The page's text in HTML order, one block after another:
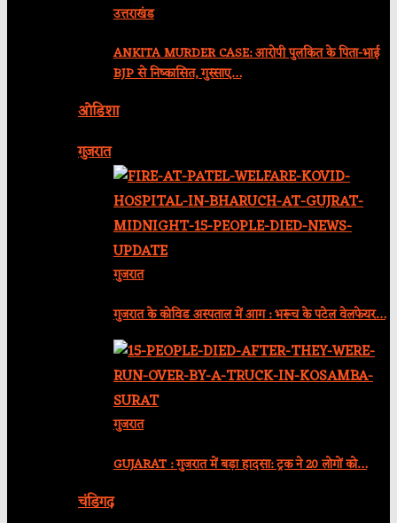
उत्तराखंड
ANKITA MURDER CASE: आरोपी पुलकित के पिता-भाई
BJP से निष्कासित, गुस्साए…
ओडिशा
गुजरात
गुजरात
गुजरात के कोविड अस्पताल में आग : भरूच के पटेल वेलफेयर…
गुजरात
GUJARAT : गुजरात में बड़ा हादसा: ट्रक ने 20 लोगों को…
चंडिगढ़